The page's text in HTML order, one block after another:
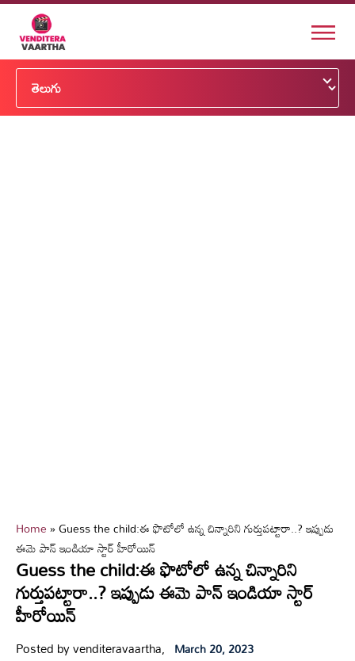
Home»Guess the child:ఈ ఫొటోలో ఉన్న చిన్నారిని గుర్తుపట్టారా..? ఇప్పుడు
ఈమె పాన్ ఇండియా స్టార్ హీరోయిన్
Guess the child:ఈ ఫొటోలో ఉన్న చిన్నారిని
గుర్తుపట్టారా..? ఇప్పుడు ఈమె పాన్ ఇండియా స్టార్
హీరోయిన్
Posted by venditeravaartha, March 20, 2023